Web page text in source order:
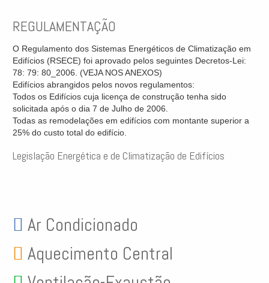
REGULAMENTAÇÃO
O Regulamento dos Sistemas Energéticos de Climatização em
Edifícios (RSECE) foi aprovado pelos seguintes Decretos-Lei:
78: 79: 80_2006. (VEJA NOS ANEXOS)
Edifícios abrangidos pelos novos regulamentos:
Todos os Edifícios cuja licença de construção tenha sido
solicitada após o dia 7 de Julho de 2006.
Todas as remodelações em edifícios com montante superior a
25% do custo total do edifício.
Legislação Energética e de Climatização de Edifícios
Ar Condicionado
Aquecimento Central